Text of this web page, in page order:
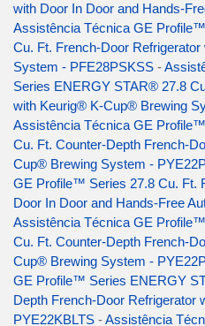
with Door In Door and Hands-
Assistência Técnica GE
Cu. Ft. French-Door
System - PFE28PSKSS -
Series ENERGY STAR® 27.8
with Keurig® K-Cup® Brewing
Assistência Técnica GE
Cu. Ft. Counter-Depth French-
Cup® Brewing System -
GE Profile™ Series 27.8 Cu. Ft.
Door In Door and Hands-Free
Assistência Técnica GE
Cu. Ft. Counter-Depth French-
Cup® Brewing System -
GE Profile™ Series ENERGY
Depth French-Door Refrigerator
PYE22KBLTS -Assistência